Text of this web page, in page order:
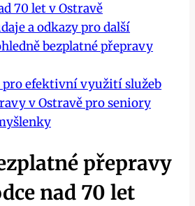
70 let v Ostravě
a odkazy pro další
bezplatné přepravy
pro efektivní využití služeb
v Ostravě pro seniory
přepravy
nad 70 let